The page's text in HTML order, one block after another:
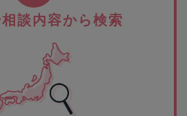
談内容から検索